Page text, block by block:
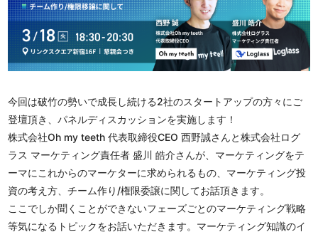
今回は破竹の勢いで成長し続ける2社のスタートアップの方々にご
登壇頂き、パネルディスカッションを実施します！
株式会社Oh my teeth 代表取締役CEO 西野誠さんと株式会社ログ
ラス マーケティング責任者 盛川 皓介さんが、マーケティングをテ
ーマにこれからのマーケターに求められるもの、マーケティング投
資の考え方、チーム作り/権限委譲に関してお話頂きます。
ここでしか聞くことができないフェーズごとのマーケティング戦略
等気になるトピックをお話いただきます。マーケティング知識のイ